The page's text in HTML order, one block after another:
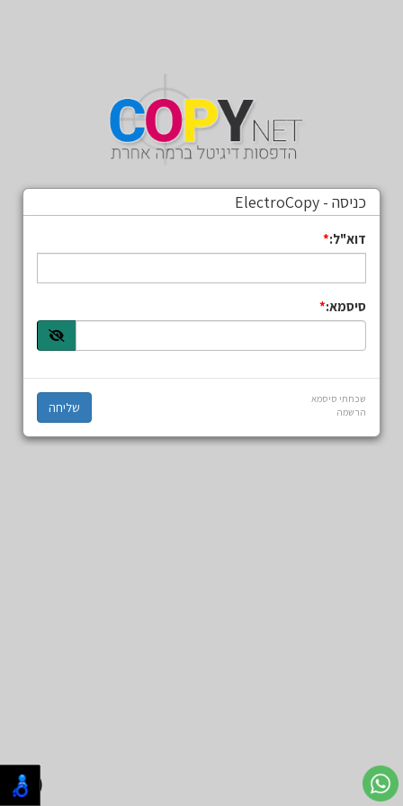
כניסה - ElectroCopy
דוא"ל:
סיסמא:
שכחתי סיסמא
הרשמה